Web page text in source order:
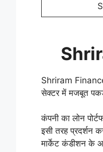
Shriram
सेक्टर में मजबूत
कंपनी का लोन
इसी तरह प्रदर्शन
मार्केट कंडीशन के